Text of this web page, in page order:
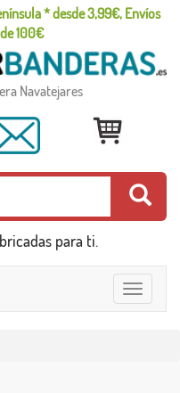
* desde 3,99€, Envíos
100€
Navatejares
para ti.
Toggle
navigation